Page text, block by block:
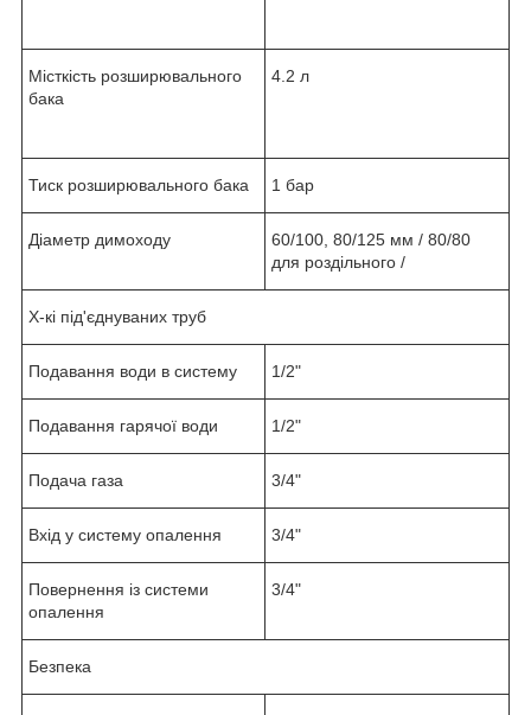
Місткість розширювального
бака
4.2 л
Тиск розширювального бака 1 бар
Діаметр димоходу
60/100, 80/125 мм / 80/80
для роздільного /
Х-кі під'єднуваних труб
Подавання води в систему 1/2"
Подавання гарячої води 1/2"
Подача газа 3/4"
Вхід у систему опалення 3/4"
Повернення із системи
опалення
3/4"
Безпека